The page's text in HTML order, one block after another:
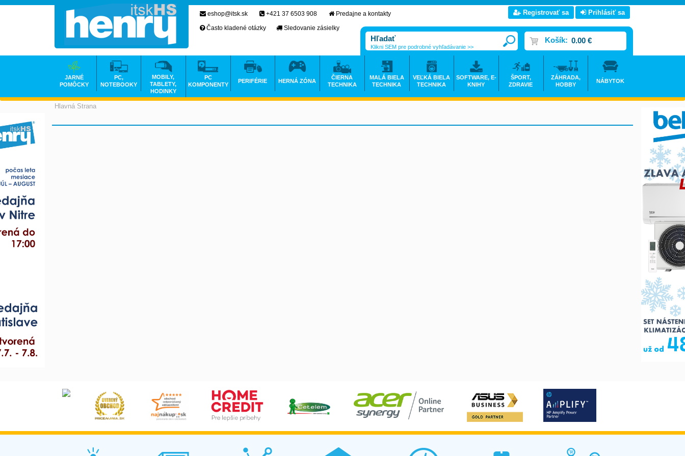
Hlavná Strana
eshop@itsk.sk +421 37 6503 908
Predajne a kontakty
Často kladené otázky
Sledovanie zásielky
Registrovať sa Prihlásiť sa
Košík: 0.00 €
Klikni SEM pre podrobné vyhľadávanie >>
JARNÉ
POMÔCKY
PC,
NOTEBOOKY
MOBILY,
TABLETY,
HODINKY
PC
KOMPONENTY
PERIFÉRIE HERNÁ ZÓNA
ČIERNA
TECHNIKA
MALÁ BIELA
TECHNIKA
VEĽKÁ BIELA
TECHNIKA
SOFTWARE, E-
KNIHY
ŠPORT,
ZDRAVIE
ZÁHRADA,
HOBBY
NÁBYTOK